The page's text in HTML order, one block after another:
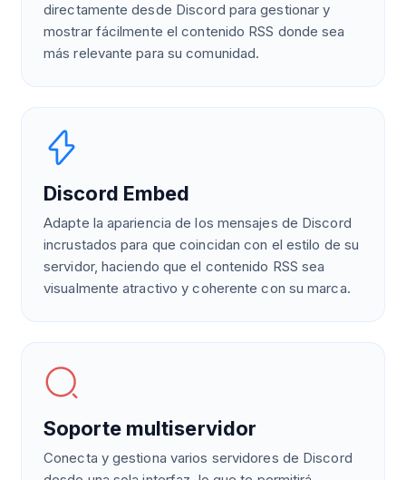
directamente desde Discord para gestionar y
mostrar fácilmente el contenido RSS donde sea
más relevante para su comunidad.
Discord Embed
Adapte la apariencia de los mensajes de Discord
incrustados para que coincidan con el estilo de su
servidor, haciendo que el contenido RSS sea
visualmente atractivo y coherente con su marca.
Soporte multiservidor
Conecta y gestiona varios servidores de Discord